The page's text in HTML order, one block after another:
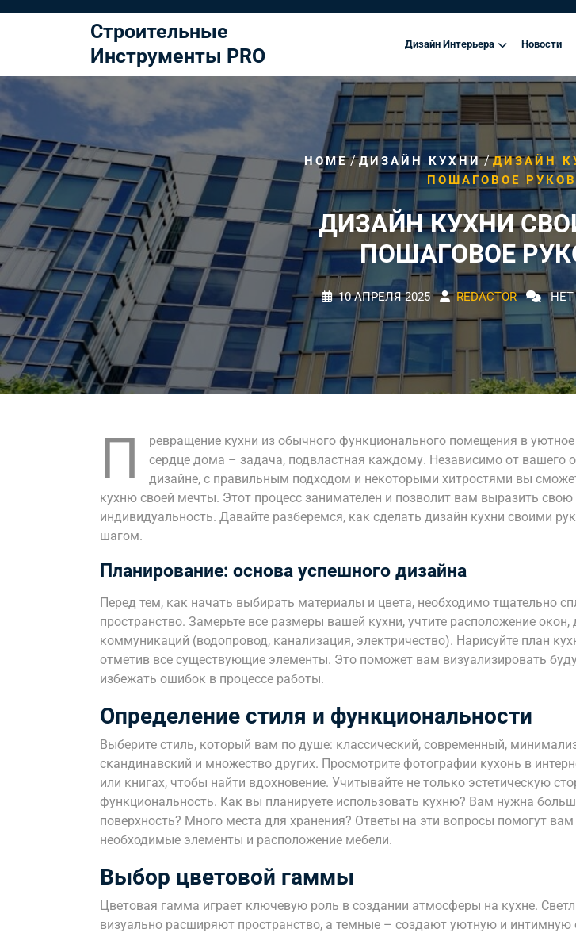
Строительные
Инструменты PRO
Дизайн Интерьера Новости
HOME/ДИЗАЙН КУХНИ/ДИЗАЙН
ПОШАГОВОЕ
ДИЗАЙН КУХНИ
ПОШАГОВОЕ
10 АПРЕЛЯ 2025 REDACTOR НЕТ
П
ревращение кухни из обычного функционального помещения в уютное
сердце дома – задача, подвластная каждому. Независимо от вашего
дизайне, с правильным подходом и некоторыми хитростями вы
кухню своей мечты. Этот процесс занимателен и позволит вам выразить свою
индивидуальность. Давайте разберемся, как сделать дизайн кухни своими
шагом.
Планирование: основа успешного дизайна
Перед тем, как начать выбирать материалы и цвета, необходимо тщательно
пространство. Замерьте все размеры вашей кухни, учтите расположение окон,
коммуникаций (водопровод, канализация, электричество). Нарисуйте план
отметив все существующие элементы. Это поможет вам визуализировать
избежать ошибок в процессе работы.
Определение стиля и функциональности
Выберите стиль, который вам по душе: классический, современный,
скандинавский и множество других. Просмотрите фотографии кухонь в
или книгах, чтобы найти вдохновение. Учитывайте не только эстетическую
функциональность. Как вы планируете использовать кухню? Вам нужна
поверхность? Много места для хранения? Ответы на эти вопросы помогут вам
необходимые элементы и расположение мебели.
Выбор цветовой гаммы
Цветовая гамма играет ключевую роль в создании атмосферы на кухне.
визуально расширяют пространство, а темные – создают уютную и интимную